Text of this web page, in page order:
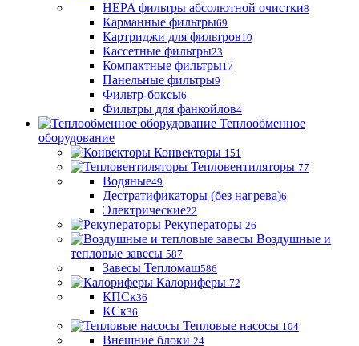
HEPA фильтры абсолютной очистки8
Карманные фильтры69
Картриджи для фильтров10
Кассетные фильтры23
Компактные фильтры17
Панельные фильтры9
Фильтр-боксы6
Фильтры для фанкойлов4
Теплообменное
оборудование
Конвекторы 151
Тепловентиляторы 77
Водяные49
Дестратификаторы (без нагрева)6
Электрические22
Рекуператоры 26
Воздушные и
тепловые завесы 587
Завесы Тепломаш586
Калориферы 72
КПСк36
КСк36
Тепловые насосы 104
Внешние блоки 24